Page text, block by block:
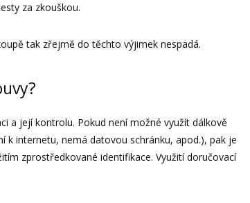
za zkouškou.
tak zřejmě do těchto výjimek nespadá.
a její kontrolu. Pokud není možné využít dálkově
k internetu, nemá datovou schránku, apod.), pak je
zprostředkované identifikace. Využití doručovací